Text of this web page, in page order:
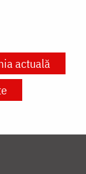
actuală